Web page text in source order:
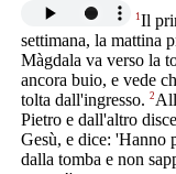
1 Il
settimana, la mattina
Màgdala va verso la
ancora buio, e vede
tolta dall'ingresso. 2
Pietro e dall'altro
Gesù, e dice: 'Hanno
dalla tomba e non